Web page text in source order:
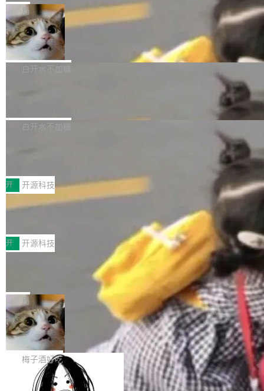
是把这段空隙补上。 回退到任何一次编辑：Delt
aDB 捕获 commit 之间的每一次操作，...
微软同期总资本开支的四成。 与亚马逊、Alpha
bet、微软以及 Meta 等传统科技巨头相比，Spa
ceXAI的资金消耗速度尤为引人瞩目。然而，支
撑庞大支出的资金来源却呈现出截然不同的面
貌。数据显示，微软和 Meta 主要依托充沛的经
一个在终端里运行的编程 agent；Muse Spark
1.2，驱动这个 agent 的新模型。一句话概括：
你可以用 curl -fsSL https://dev.meta.ai/install.
sh | bash 安装一个能在大项目里自动规划、写
代码、验证结果的 AI 终端工具。 据介绍，Muse
个主 agent 循环，外加一组后台 agent。这些后
局
美团开源 LoHoSearch，用知识图谱校
准 AI 能力认知
机器出题的前提，是让机器拥有全局视野。整个
构建流程可以分为四个环节：建图 → 控制难度
白开水不加糖
库，并将作为transport接入Mooncake TENT。
MPComm将作为一种传输引擎接入Mooncake T
ENT，实现零拷贝传输性能提升30%、非零拷贝
传输性能最高提升5倍。UCL-MPComm底层基
于自研UCL-Engine通信引擎，后续腾讯网平将
持续开源更多基于UCL-Engine的高性能通信组
件。 腾讯网平团队在UCL-MPComm中实现了一
个独立于业务线程的全局通信引擎（Engine），
白开水不加糖
型案例入选名单》，深信服“面向企业研发场景的
开源 AI 编程平台 CoStrict 应用”凭借卓越的技术
创新与落地成效成功入选。 全链路私有化部署，
助力企业AI研发安全落地 当前，越来越多企业已
经开始引入 AI Coding 工具，通过调用公有云模
型或企业内部部署模型提升研发效率。但随着 AI
Coding 从个人辅助工具逐步走向团队级、组织
级应用，企业在规模化落地过程中，对安全性、
可控性和代码质量提出了更高要求。 首先是数据
安全与合规要求。对于大多数普通研发场景，公
有云模型能够满足快速试用和效率提升的需求。
但对于金融、能源、医疗等对数据安全要求较...
开 开源科技
深信服AI算力网关入选工信部人工智能
前不久，工业和信息化部正式发布《2025年人工
智能应用典型案例名单》，集中展示人工智能在
各领域的应用成果，覆盖技术底座、行业赋能、
产品应用、支撑保障、专题等五大方向。深信服
AI算力网关（AI创新平台）成功入选！ 随着各行
各业的Agent走向规模化建设，算力构成形态逐
渐丰富，用户关注的重点也在发生变化：不只是
让AI用起来，还要进一步看清混合算力时代下，
Token花在哪里、算力是否被充分利用，以及持
续增长的AI成本该如何优化。 深信服AI算力网关
正是围绕这些实际问题，从Token治理和成本治
理两个方面，让用户的每一份算力都看得清、管
开 开源科技
Jeff Dean 离开 Google：一个时代的结
束，一个实验室的开始
Google 员工编号 20。MapReduce 作者之一。
Bigtable 作者之一。TensorFlow 的作者之一。
Gemini 的架构师。Google 首席科学家。 Jeff D
ean 在 Google 工作了 27 年后，宣布离职。 他
不是一个人走。一同离开的还有 Sanjay Ghema
wat（Google 员工编号 23，Jeff Dean 二十多
年的编程搭档，MapReduce 和 Bigtable 的共同
作者）、Quoc Le（Google 大脑核心成员，Se
局
🔥 SolonCode v2026.8.4 发布：界面
字体可调、22 种语言、记忆搜索增强
打开终端就能上岗的全中文编码智能体，这一轮
把「看得清、用母语、记得住」三件事一次补
齐。 SolonCode 是什么 SolonCode 是杭州无
耳科技研发的企业级终端编码智能体——一位全
梅子酒好吃
让“代码语义理解”深度释放AI Coding